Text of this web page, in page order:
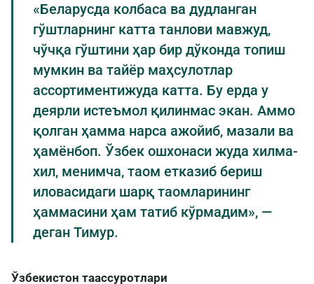
«Беларусда колбаса ва дудланган
гўштларнинг катта танлови мавжуд,
чўчқа гўштини ҳар бир дўконда топиш
мумкин ва тайёр маҳсулотлар
ассортиментижуда катта. Бу ерда у
деярли истеъмол қилинмас экан. Аммо
қолган ҳамма нарса ажойиб, мазали ва
ҳамёнбоп. Ўзбек ошхонаси жуда хилма-
хил, менимча, таом етказиб бериш
иловасидаги шарқ таомларининг
ҳаммасини ҳам татиб кўрмадим», —
деган Тимур.
Ўзбекистон таассуротлари